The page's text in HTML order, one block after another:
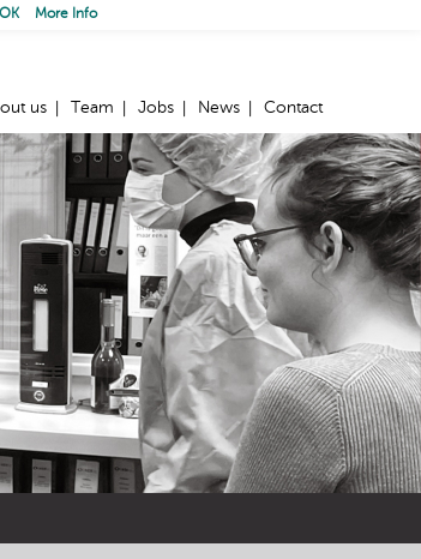
us Team Jobs News Contact
OK More Info